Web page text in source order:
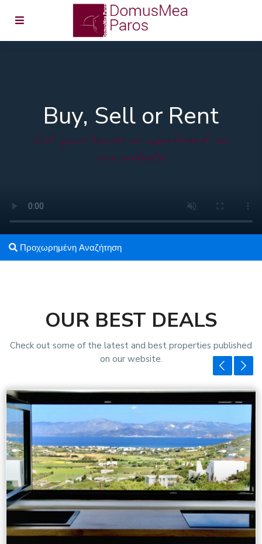
Buy, Sell or Rent
List your house or apartment on
our website
Προχωρημένη Αναζήτηση
OUR BEST DEALS
Check out some of the latest and best properties published
on our website.